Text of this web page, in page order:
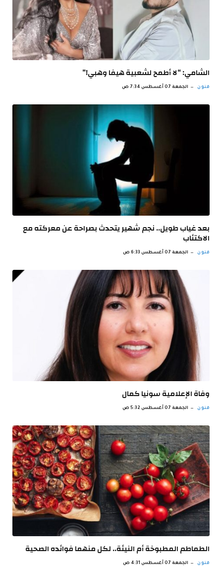
الشامي: “لا أطمح لشعبية هيفا وهبي!”
فنون الجمعة 07 أغسطس 7:34 ص
بعد غياب طويل.. نجم شهير يتحدث بصراحة عن معركته مع
الاكتئاب
فنون الجمعة 07 أغسطس 6:33 ص
وفاة الإعلامية سونيا كمال
فنون الجمعة 07 أغسطس 5:32 ص
الطماطم المطبوخة أم النيئة.. لكل منهما فوائده الصحية
فنون الجمعة 07 أغسطس 4:31 ص